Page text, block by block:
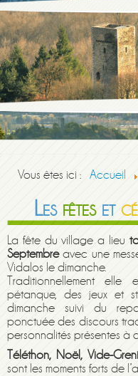
Vous êtes ici : Accueil
Les fêteset
La fête du village a lieu
Septembreavec une
Vidalos le dimanche.
Traditionnellement
pétanque, des jeux et
dimanche suivi du
ponctuée des discours
personnalités présentes à
Téléthon, Noël, Vide-
sont les moments forts de